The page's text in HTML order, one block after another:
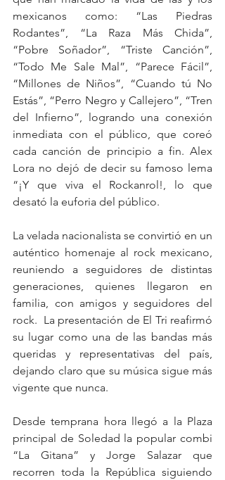
mexicanos como: “Las Piedras
Rodantes”, “La Raza Más Chida”,
“Pobre Soñador”, “Triste Canción”,
“Todo Me Sale Mal”, “Parece Fácil”,
“Millones de Niños”, “Cuando tú No
Estás”, “Perro Negro y Callejero”, “Tren
del Infierno”, logrando una conexión
inmediata con el público, que coreó
cada canción de principio a fin. Alex
Lora no dejó de decir su famoso lema
“¡Y que viva el Rockanrol!, lo que
desató la euforia del público.
La velada nacionalista se convirtió en un
auténtico homenaje al rock mexicano,
reuniendo a seguidores de distintas
generaciones, quienes llegaron en
familia, con amigos y seguidores del
rock.  La presentación de El Tri reafirmó
su lugar como una de las bandas más
queridas y representativas del país,
dejando claro que su música sigue más
vigente que nunca.
Desde temprana hora llegó a la Plaza
principal de Soledad la popular combi
“La Gitana” y Jorge Salazar que
recorren toda la República siguiendo